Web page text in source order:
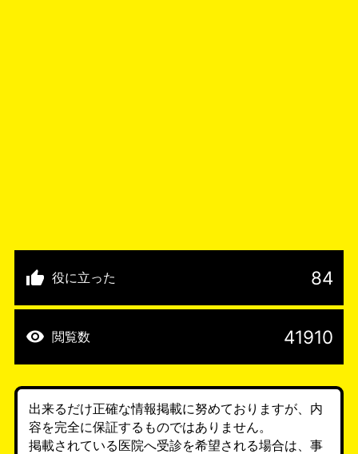
役に立った 84
閲覧数 41910
出来るだけ正確な情報掲載に努めておりますが、内
容を完全に保証するものではありません。
掲載されている医院へ受診を希望される場合は、事